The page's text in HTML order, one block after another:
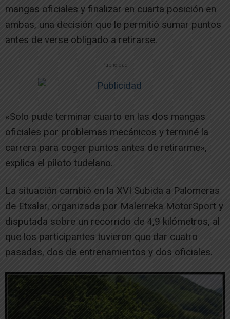
mangas oficiales y finalizar en cuarta posición en
ambas, una decisión que le permitió sumar puntos
antes de verse obligado a retirarse.
-- Publicidad --
«Solo pude terminar cuarto en las dos mangas
oficiales por problemas mecánicos y terminé la
carrera para coger puntos antes de retirarme»,
explica el piloto tudelano.
La situación cambió en la XVI Subida a Palomeras
de Etxalar, organizada por Malerreka MotorSport y
disputada sobre un recorrido de 4,9 kilómetros, al
que los participantes tuvieron que dar cuatro
pasadas, dos de entrenamientos y dos oficiales.